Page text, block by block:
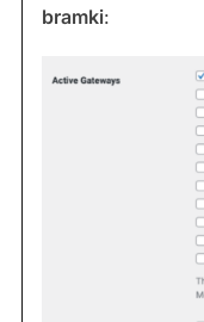
bramki: